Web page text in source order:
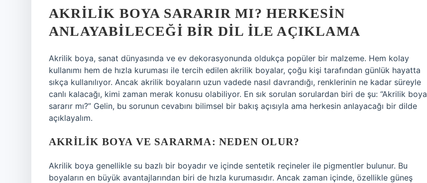
AKRILIK BOYA SARARIR MI? HERKESIN
ANLAYABILECEĞI BIR DIL ILE AÇIKLAMA
Akrilik boya, sanat dünyasında ve ev dekorasyonunda oldukça popüler bir malzeme. Hem kolay
kullanımı hem de hızla kuruması ile tercih edilen akrilik boyalar, çoğu kişi tarafından günlük hayatta
sıkça kullanılıyor. Ancak akrilik boyaların uzun vadede nasıl davrandığı, renklerinin ne kadar süreyle
canlı kalacağı, kimi zaman merak konusu olabiliyor. En sık sorulan sorulardan biri de şu: “Akrilik boya
sararır mı?” Gelin, bu sorunun cevabını bilimsel bir bakış açısıyla ama herkesin anlayacağı bir dilde
açıklayalım.
AKRILIK BOYA VE SARARMA: NEDEN OLUR?
Akrilik boya genellikle su bazlı bir boyadır ve içinde sentetik reçineler ile pigmentler bulunur. Bu
boyaların en büyük avantajlarından biri de hızla kurumasıdır. Ancak zaman içinde, özellikle güneş